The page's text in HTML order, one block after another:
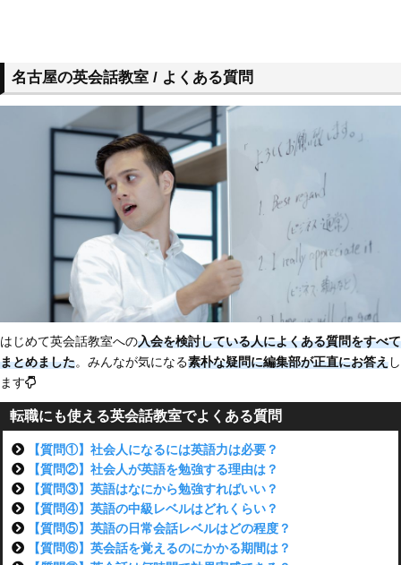
名古屋の英会話教室 / よくある質問
はじめて英会話教室への入会を検討している人によくある質問をすべて
まとめました。みんなが気になる素朴な疑問に編集部が正直にお答えし
ます
転職にも使える英会話教室でよくある質問
【質問①】社会人になるには英語力は必要？
【質問②】社会人が英語を勉強する理由は？
【質問③】英語はなにから勉強すればいい？
【質問④】英語の中級レベルはどれくらい？
【質問⑤】英語の日常会話レベルはどの程度？
【質問⑥】英会話を覚えるのにかかる期間は？